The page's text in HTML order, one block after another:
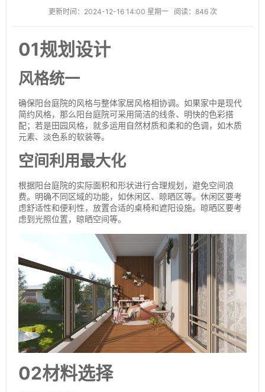
更新时间：2024-12-16 14:00 星期一 阅读：846 次
01规划设计
风格统一
确保阳台庭院的风格与整体家居风格相协调。如果家中是现代
简约风格，那么阳台庭院可采用简洁的线条、明快的色彩搭
配；若是田园风格，就多运用自然材质和柔和的色调，如木质
元素、淡色系的软装等。
空间利用最大化
根据阳台庭院的实际面积和形状进行合理规划，避免空间浪
费。明确不同区域的功能，如休闲区、晾晒区等。休闲区要考
虑舒适性和便利性，放置合适的桌椅和遮阳设施。晾晒区要考
虑到光照位置，晾晒空间等。
02材料选择